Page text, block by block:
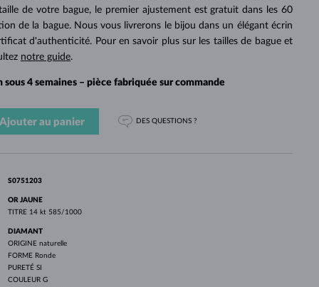
DÉCOUVRIR
de votre bague, le premier ajustement est gratuit dans les 60
de la bague. Nous vous livrerons le bijou dans un élégant écrin
d'authenticité. Pour en savoir plus sur les tailles de bague et
notre guide.
sous 4 semaines – pièce fabriquée sur commande
Ajouter au panier DES QUESTIONS ?
S0751203
OR JAUNE
TITRE 14 kt 585/1000
DIAMANT
ORIGINE naturelle
FORME Ronde
PURETÉ SI
COULEUR G